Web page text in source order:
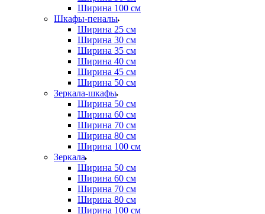
Ширина 100 см
Шкафы-пеналы
Ширина 25 см
Ширина 30 см
Ширина 35 см
Ширина 40 см
Ширина 45 см
Ширина 50 см
Зеркала-шкафы
Ширина 50 см
Ширина 60 см
Ширина 70 см
Ширина 80 см
Ширина 100 см
Зеркала
Ширина 50 см
Ширина 60 см
Ширина 70 см
Ширина 80 см
Ширина 100 см